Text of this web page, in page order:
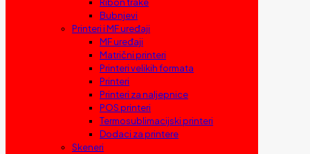
Bubnjevi
Printeri i MF uređaji
MF uređaji
Matrični printeri
Printeri velikih formata
Printeri
Printeri za naljepnice
POS printeri
Termosublimacijski printeri
Dodaci za printere
Skeneri